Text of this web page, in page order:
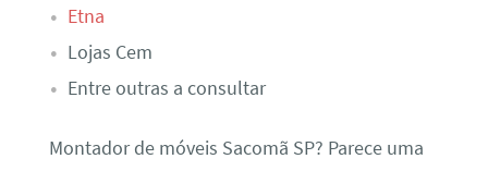
Etna
Lojas Cem
Entre outras a consultar
Montador de móveis Sacomã SP? Parece uma